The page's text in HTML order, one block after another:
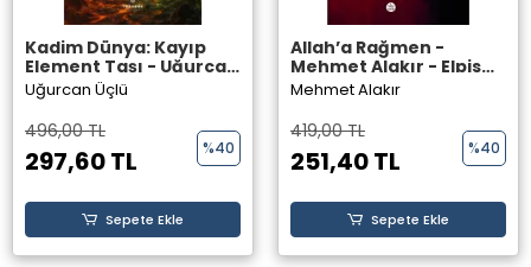
Kadim Dünya: Kayıp
Element Taşı - Uğurcan
Üçlü - Theseus Yayınevi
Uğurcan Üçlü
496,00 TL
297,60 TL %40
Sepete Ekle
Allah’a Rağmen -
Mehmet Alakır - Elpis
Yayınları
Mehmet Alakır
419,00 TL
251,40 TL %40
Sepete Ekle